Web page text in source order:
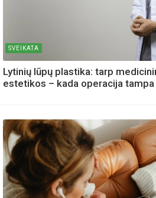
SVEIKATA
Lytinių lūpų plastika: tarp
estetikos – kada operacija